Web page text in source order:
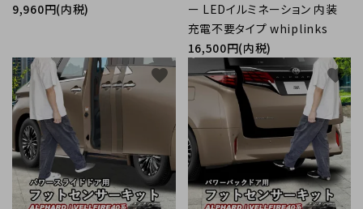
9,960円(内税)
ー LEDイルミネーション 内装
充電不要タイプ whiplinks
16,500円(内税)
favorite favorite